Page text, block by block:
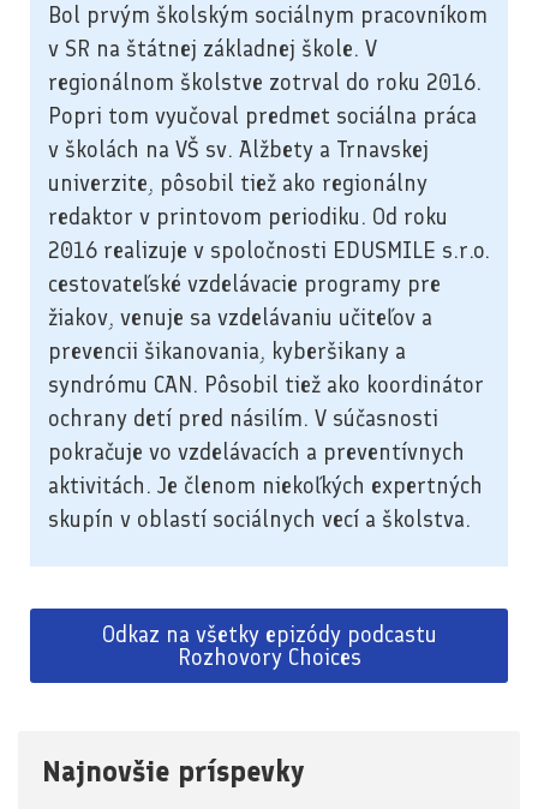
Bol prvým školským sociálnym pracovníkom
v SR na štátnej základnej škole. V
regionálnom školstve zotrval do roku 2016.
Popri tom vyučoval predmet sociálna práca
v školách na VŠ sv. Alžbety a Trnavskej
univerzite, pôsobil tiež ako regionálny
redaktor v printovom periodiku. Od roku
2016 realizuje v spoločnosti EDUSMILE s.r.o.
cestovateľské vzdelávacie programy pre
žiakov, venuje sa vzdelávaniu učiteľov a
prevencii šikanovania, kyberšikany a
syndrómu CAN. Pôsobil tiež ako koordinátor
ochrany detí pred násilím. V súčasnosti
pokračuje vo vzdelávacích a preventívnych
aktivitách. Je členom niekoľkých expertných
skupín v oblastí sociálnych vecí a školstva.
Odkaz na všetky epizódy podcastu
Rozhovory Choices
Najnovšie príspevky